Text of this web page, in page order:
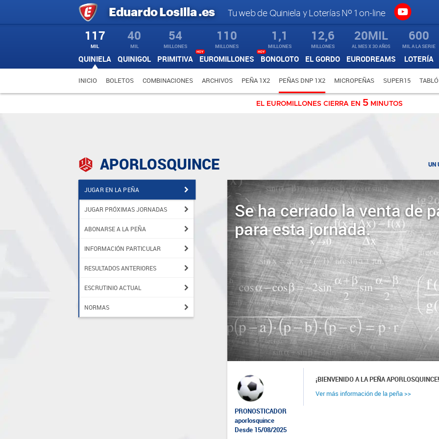
EduardoLosilla.es Tu web de Quiniela y Loterías Nº 1 on-line
117
MIL
QUINIELA
40
MIL
QUINIGOL
54
MILLONES
PRIMITIVA
110
MILLONES
EUROMILLONES
HOY
1,1
MILLONES
BONOLOTO
HOY
12,6
MILLONES
EL GORDO
20MIL
AL MES X 3O AÑOS
EURODREAMS
600
MIL A LA SERIE
LOTERÍA
INICIO BOLETOS COMBINACIONES ARCHIVOS PEÑA 1X2 PEÑAS DNP 1X2 MICROPEÑAS SUPER15
EL EUROMILLONES CIERRA EN 5MINUTOS
APORLOSQUINCE
JUGAR EN LA PEÑA
JUGAR PRÓXIMAS JORNADAS
ABONARSE A LA PEÑA
INFORMACIÓN PARTICULAR
RESULTADOS ANTERIORES
ESCRUTINIO ACTUAL
NORMAS
UN
Se ha cerrado la venta de
para esta jornada.
PRONOSTICADOR
aporlosquince
Desde 15/08/2025
¡BIENVENIDO A LA PEÑA APORLOSQUINCE!
Ver más información de la peña >>